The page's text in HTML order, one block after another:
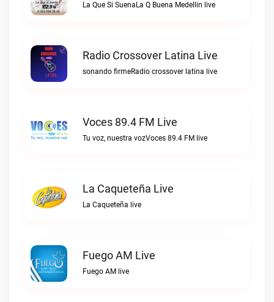
La Que Si SuenaLa Q Buena Medellin live
Radio Crossover Latina Live
sonando firmeRadio crossover latina live
Voces 89.4 FM Live
Tu voz, nuestra vozVoces 89.4 FM live
La Caqueteña Live
La Caqueteña live
Fuego AM Live
Fuego AM live